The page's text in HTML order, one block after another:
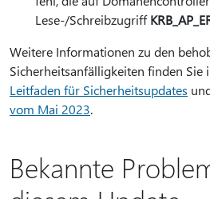
Lese-/Schreibzugriff
Weitere Informationen zu den
Sicherheitsanfälligkeiten finden Sie
Leitfaden für Sicherheitsupdates
vom Mai 2023.
Bekannte